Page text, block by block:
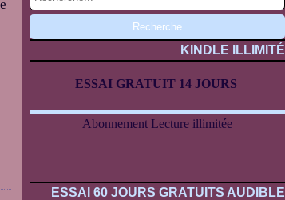
KINDLE ILLIMITÉ
ESSAI GRATUIT 14 JOURS
Abonnement Lecture illimitée
ESSAI 60 JOURS GRATUITS AUDIBLE